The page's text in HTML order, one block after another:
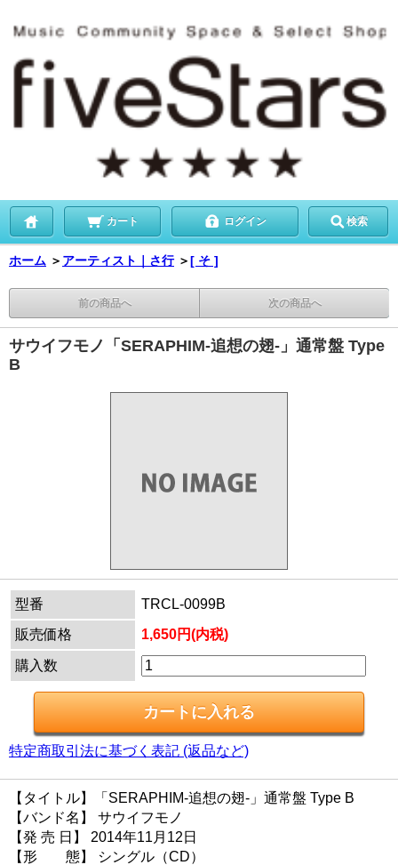
カート ログイン 検索
ホーム ＞ アーティスト｜さ行 ＞[ そ ]
前の商品へ 次の商品へ
サウイフモノ「SERAPHIM-追想の翅‐」通常盤 Type
B
型番
TRCL-0099B
販売価格
1,650円(内税)
購入数
特定商取引法に基づく表記 (返品など)
【タイトル】「SERAPHIM-追想の翅‐」通常盤 Type B
【バンド名】 サウイフモノ
【発 売 日】 2014年11月12日
【形 態】 シングル（CD）